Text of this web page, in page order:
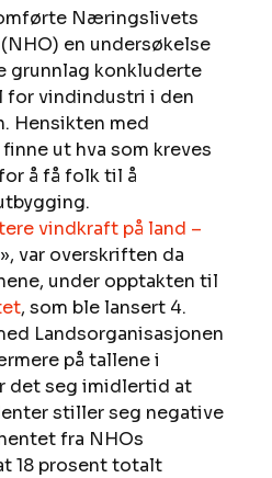
Næringslivets
en undersøkelse
grunnlag konkluderte
for vindindustri i den
Hensikten med
ut hva som kreves
å få folk til å
vindkraft på land –
», var overskriften da
under opptakten til
, som ble lansert 4.
Landsorganisasjonen
på tallene i
det seg imidlertid at
stiller seg negative
fra NHOs
18 prosent totalt